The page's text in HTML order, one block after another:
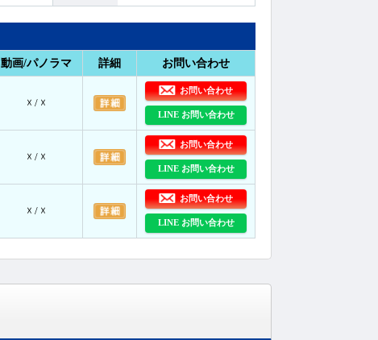
動画/パノラマ 詳細 お問い合わせ
☓ / ☓
お問い合わせ
LINE お問い合わせ
☓ / ☓
お問い合わせ
LINE お問い合わせ
☓ / ☓
お問い合わせ
LINE お問い合わせ